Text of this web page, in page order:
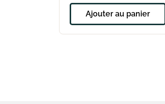
Ajouter au panier